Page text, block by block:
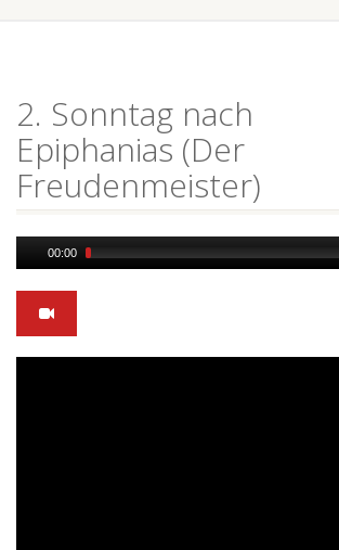
2. Sonntag nach
Epiphanias (Der
Freudenmeister)
Audio
Player
00:00